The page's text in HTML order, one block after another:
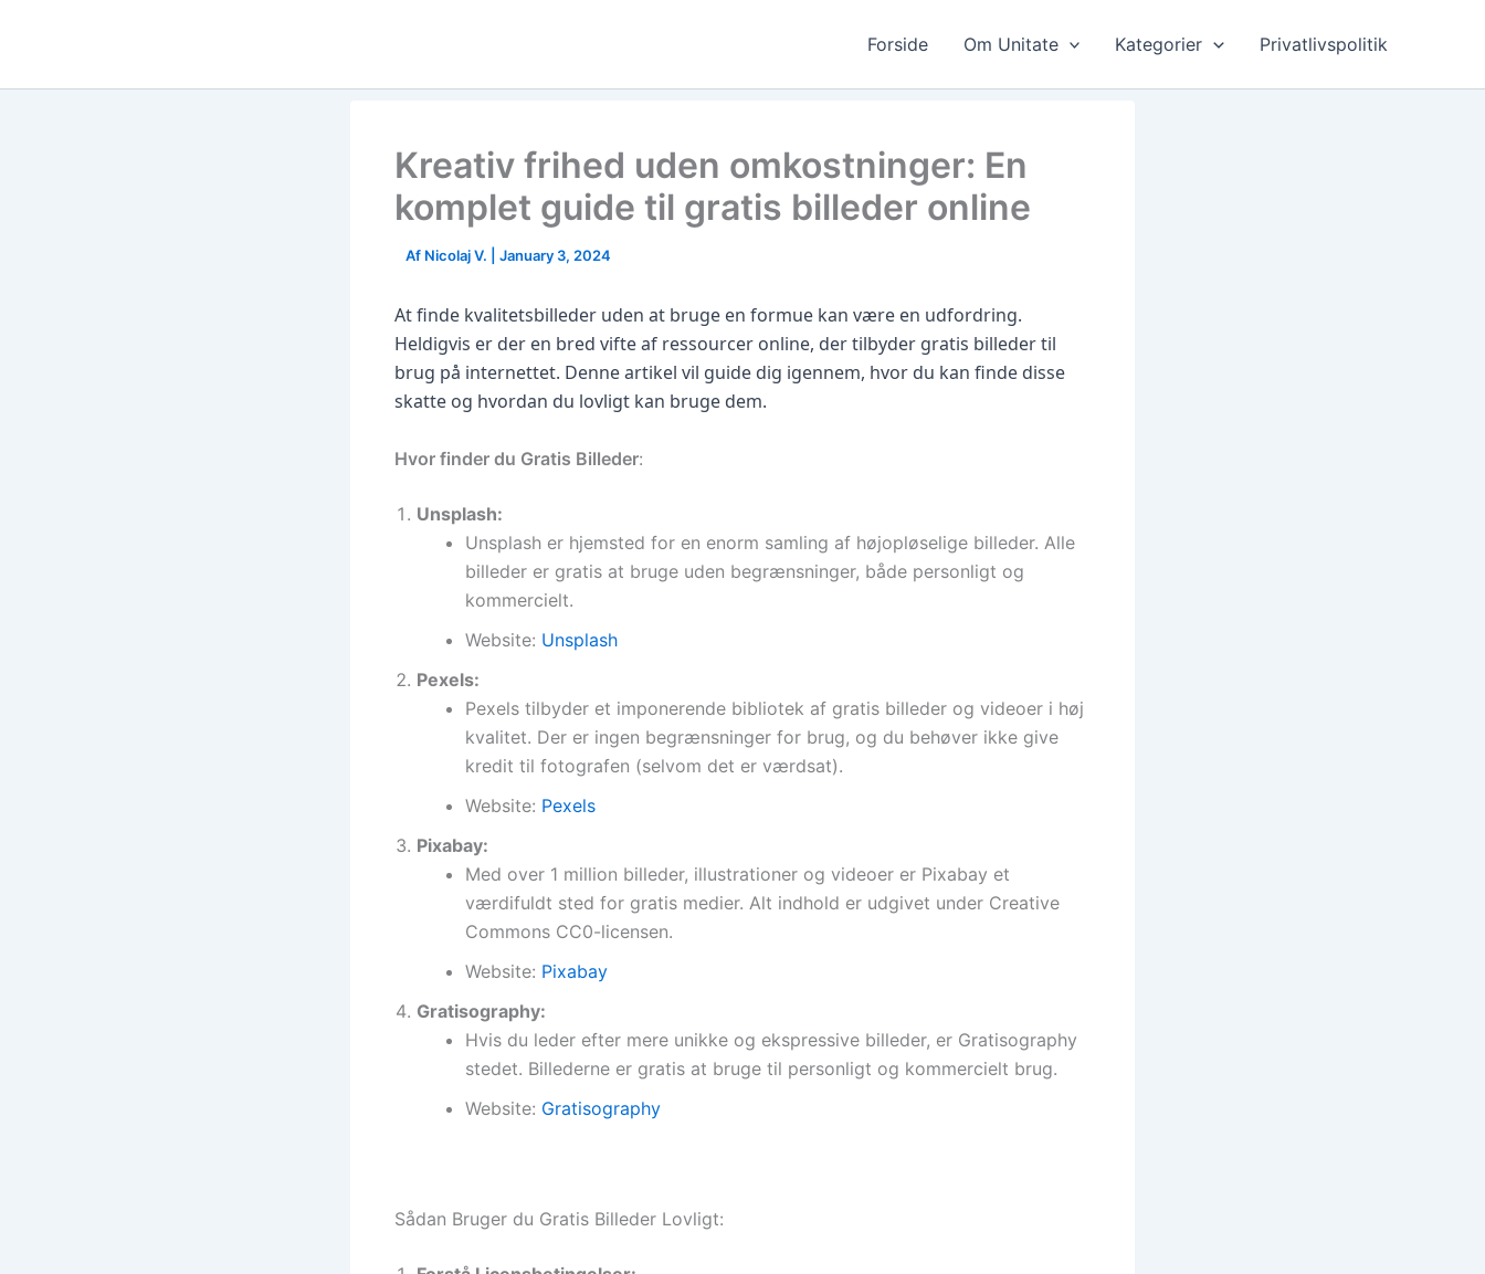
Forside Om Unitate Kategorier Privatlivspolitik
Kreativ frihed uden omkostninger: En
komplet guide til gratis billeder online
Af Nicolaj V. January 3, 2024
At finde kvalitetsbilleder uden at bruge en formue kan være en udfordring.
Heldigvis er der en bred vifte af ressourcer online, der tilbyder gratis billeder til
brug på internettet. Denne artikel vil guide dig igennem, hvor du kan finde disse
skatte og hvordan du lovligt kan bruge dem.
Hvor finder du Gratis Billeder:
Unsplash:
Unsplash er hjemsted for en enorm samling af højopløselige billeder. Alle
billeder er gratis at bruge uden begrænsninger, både personligt og
kommercielt.
Website: Unsplash
Pexels:
Pexels tilbyder et imponerende bibliotek af gratis billeder og videoer i høj
kvalitet. Der er ingen begrænsninger for brug, og du behøver ikke give
kredit til fotografen (selvom det er værdsat).
Website: Pexels
Pixabay:
Med over 1 million billeder, illustrationer og videoer er Pixabay et
værdifuldt sted for gratis medier. Alt indhold er udgivet under Creative
Commons CC0-licensen.
Website: Pixabay
Gratisography:
Hvis du leder efter mere unikke og ekspressive billeder, er Gratisography
stedet. Billederne er gratis at bruge til personligt og kommercielt brug.
Website: Gratisography
Sådan Bruger du Gratis Billeder Lovligt: